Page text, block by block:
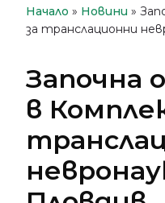
Начало » Новини »
за транслационни
Започна
в